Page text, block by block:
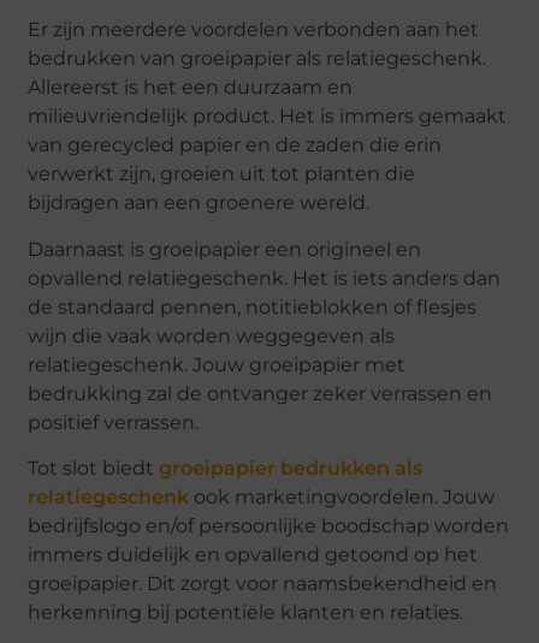
Er zijn meerdere voordelen verbonden aan het
bedrukken van groeipapier als relatiegeschenk.
Allereerst is het een duurzaam en
milieuvriendelijk product. Het is immers gemaakt
van gerecycled papier en de zaden die erin
verwerkt zijn, groeien uit tot planten die
bijdragen aan een groenere wereld.
Daarnaast is groeipapier een origineel en
opvallend relatiegeschenk. Het is iets anders dan
de standaard pennen, notitieblokken of flesjes
wijn die vaak worden weggegeven als
relatiegeschenk. Jouw groeipapier met
bedrukking zal de ontvanger zeker verrassen en
positief verrassen.
Tot slot biedtgroeipapier bedrukken als
relatiegeschenk ook marketingvoordelen. Jouw
bedrijfslogo en/of persoonlijke boodschap worden
immers duidelijk en opvallend getoond op het
groeipapier. Dit zorgt voor naamsbekendheid en
herkenning bij potentiële klanten en relaties.